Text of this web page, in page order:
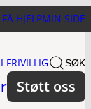
FÅ HJELPMIN SIDE
FRIVILLIG SØK
Støtt oss